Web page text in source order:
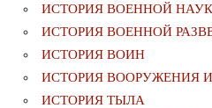
ИСТОРИЯ ВОЕННОЙ
ИСТОРИЯ ВОЕННОЙ
ИСТОРИЯ ВОИН
ИСТОРИЯ ВООРУЖЕНИЯ
ИСТОРИЯ ТЫЛА